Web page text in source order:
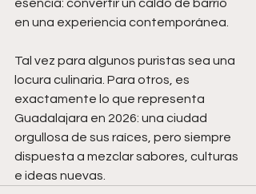
esencia: convertir un caldo de barrio
en una experiencia contemporánea.
Tal vez para algunos puristas sea una
locura culinaria. Para otros, es
exactamente lo que representa
Guadalajara en 2026: una ciudad
orgullosa de sus raíces, pero siempre
dispuesta a mezclar sabores, culturas
e ideas nuevas.